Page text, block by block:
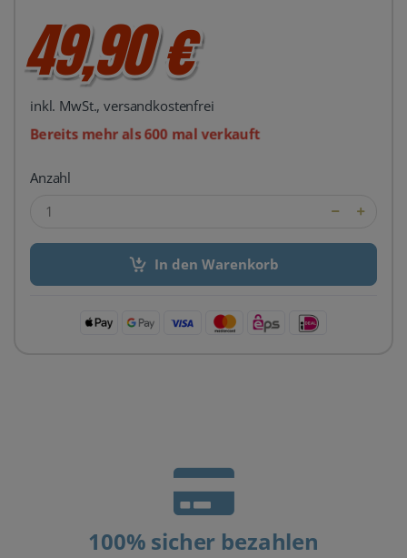
49,90 €
inkl. MwSt., versandkostenfrei
Bereits mehr als 600 mal verkauft
Anzahl
In den Warenkorb
100% sicher bezahlen